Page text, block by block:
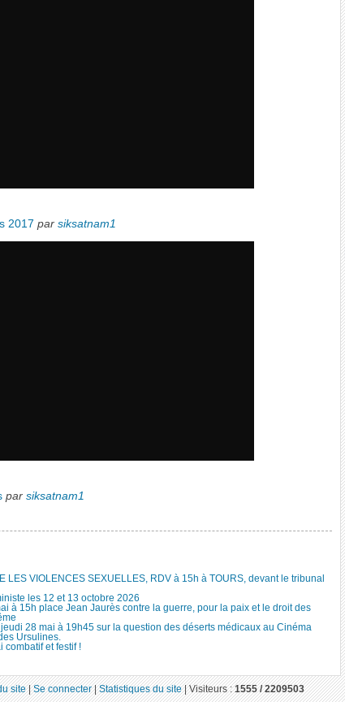
2017 par siksatnam1
par siksatnam1
LES VIOLENCES SEXUELLES, RDV à 15h à TOURS, devant le tribunal
les 12 et 13 octobre 2026
à 15h place Jean Jaurès contre la guerre, pour la paix et le droit des
28 mai à 19h45 sur la question des déserts médicaux au Cinéma
Ursulines.
combatif et festif !
site|Se connecter|Statistiques du site|Visiteurs :1555 / 2209503